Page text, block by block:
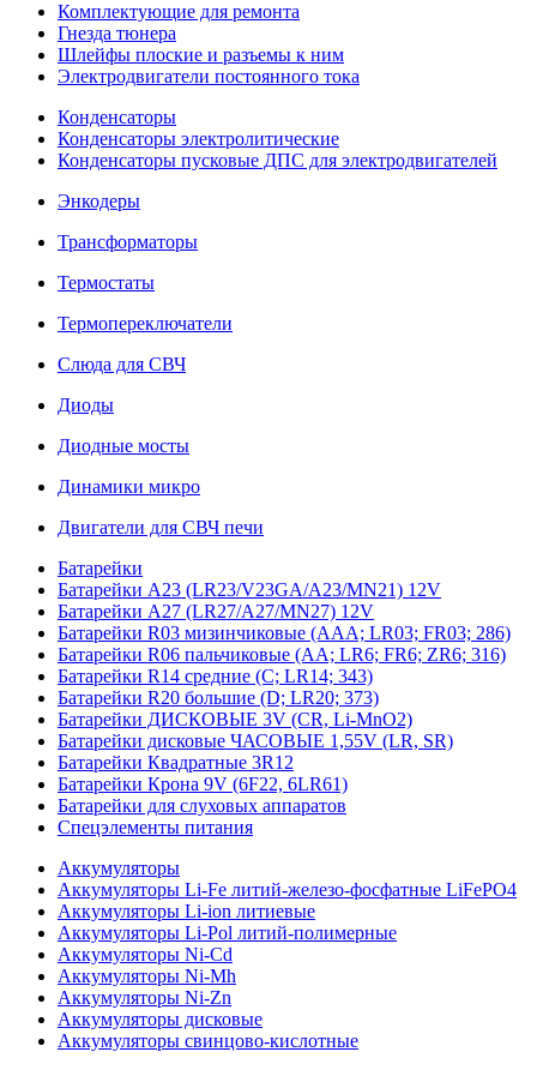
Комплектующие для ремонта
Гнезда тюнера
Шлейфы плоские и разъемы к ним
Электродвигатели постоянного тока
Конденсаторы
Конденсаторы электролитические
Конденсаторы пусковые ДПС для электродвигателей
Энкодеры
Трансформаторы
Термостаты
Термопереключатели
Слюда для СВЧ
Диоды
Диодные мосты
Динамики микро
Двигатели для СВЧ печи
Батарейки
Батарейки A23 (LR23/V23GA/A23/MN21) 12V
Батарейки A27 (LR27/A27/MN27) 12V
Батарейки R03 мизинчиковые (AAA; LR03; FR03; 286)
Батарейки R06 пальчиковые (AA; LR6; FR6; ZR6; 316)
Батарейки R14 средние (C; LR14; 343)
Батарейки R20 большие (D; LR20; 373)
Батарейки ДИСКОВЫЕ 3V (CR, Li-MnO2)
Батарейки дисковые ЧАСОВЫЕ 1,55V (LR, SR)
Батарейки Квадратные 3R12
Батарейки Крона 9V (6F22, 6LR61)
Батарейки для слуховых аппаратов
Спецэлементы питания
Аккумуляторы
Аккумуляторы Li-Fe литий-железо-фосфатные LiFePO4
Аккумуляторы Li-ion литиевые
Аккумуляторы Li-Pol литий-полимерные
Аккумуляторы Ni-Cd
Аккумуляторы Ni-Mh
Аккумуляторы Ni-Zn
Аккумуляторы дисковые
Аккумуляторы свинцово-кислотные